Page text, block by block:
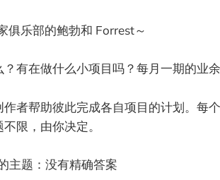
俱乐部的鲍勃和 Forrest～
有在做什么小项目吗？每月一期的业
者帮助彼此完成各自项目的计划。每
限，由你决定。
主题：没有精确答案